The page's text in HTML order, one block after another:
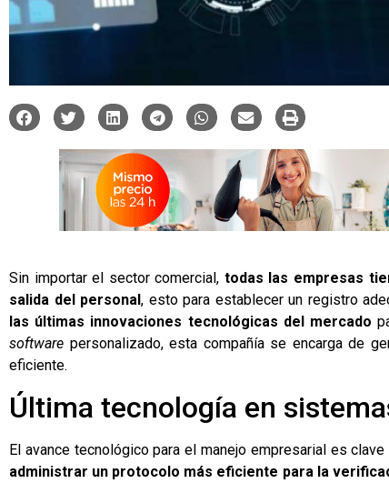
Sin importar el sector comercial, todas las empresas
salida del personal, esto para establecer un registro
las últimas innovaciones tecnológicas del mercado
software personalizado, esta compañía se encarga de
eficiente.
Última tecnología en
El avance tecnológico para el manejo empresarial es
administrar un protocolo más eficiente para la